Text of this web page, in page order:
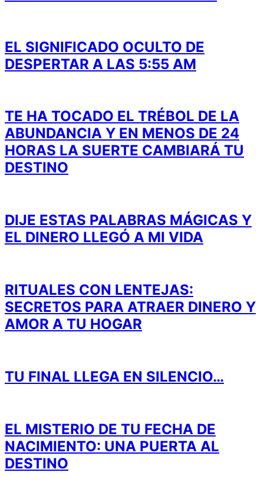
EL SIGNIFICADO OCULTO DE
DESPERTAR A LAS 5:55 AM
TE HA TOCADO EL TRÉBOL DE LA
ABUNDANCIA Y EN MENOS DE 24
HORAS LA SUERTE CAMBIARÁ TU
DESTINO
DIJE ESTAS PALABRAS MÁGICAS Y
EL DINERO LLEGÓ A MI VIDA
RITUALES CON LENTEJAS:
SECRETOS PARA ATRAER DINERO Y
AMOR A TU HOGAR
TU FINAL LLEGA EN SILENCIO…
EL MISTERIO DE TU FECHA DE
NACIMIENTO: UNA PUERTA AL
DESTINO